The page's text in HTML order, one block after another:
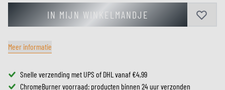
IN MIJN WINKELMANDJE
Meer informatie
Snelle verzending met UPS of DHL vanaf €4,99
ChromeBurner voorraad: producten binnen 24 uur verzonden